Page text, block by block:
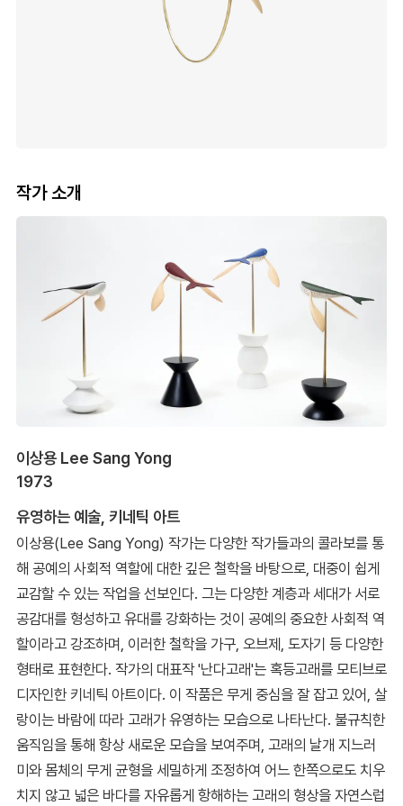
작가 소개
이상용 Lee Sang Yong
1973
유영하는 예술, 키네틱 아트
이상용(Lee Sang Yong) 작가는 다양한 작가들과의 콜라보를 통
해 공예의 사회적 역할에 대한 깊은 철학을 바탕으로, 대중이 쉽게
교감할 수 있는 작업을 선보인다. 그는 다양한 계층과 세대가 서로
공감대를 형성하고 유대를 강화하는 것이 공예의 중요한 사회적 역
할이라고 강조하며, 이러한 철학을 가구, 오브제, 도자기 등 다양한
형태로 표현한다. 작가의 대표작 '난다고래'는 혹등고래를 모티브로
디자인한 키네틱 아트이다. 이 작품은 무게 중심을 잘 잡고 있어, 살
랑이는 바람에 따라 고래가 유영하는 모습으로 나타난다. 불규칙한
움직임을 통해 항상 새로운 모습을 보여주며, 고래의 날개 지느러
미와 몸체의 무게 균형을 세밀하게 조정하여 어느 한쪽으로도 치우
치지 않고 넓은 바다를 자유롭게 항해하는 고래의 형상을 자연스럽